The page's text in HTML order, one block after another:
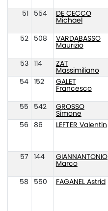
51
554
DE CECCO
Michael
52
508
VARDABASSO
Maurizio
53
114
ZAT
Massimiliano
54
152
GALET
Francesco
55
542
GROSSO
Simone
56
86 LEFTER Valentin
57
144
GIANNANTONIO
Marco
58
550 FAGANEL Astrid